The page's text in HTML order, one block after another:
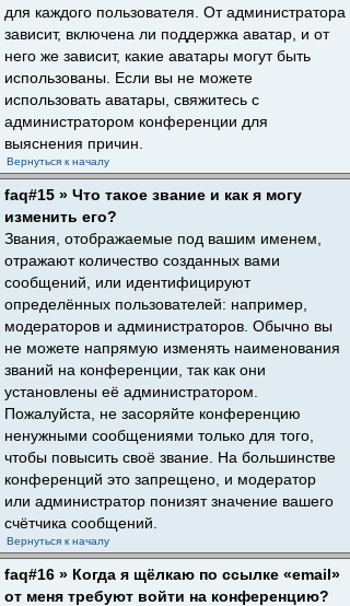
для каждого пользователя. От администратора
зависит, включена ли поддержка аватар, и от
него же зависит, какие аватары могут быть
использованы. Если вы не можете
использовать аватары, свяжитесь с
администратором конференции для
выяснения причин.
Вернуться к началу
faq#15 » Что такое звание и как я могу
изменить его?
Звания, отображаемые под вашим именем,
отражают количество созданных вами
сообщений, или идентифицируют
определённых пользователей: например,
модераторов и администраторов. Обычно вы
не можете напрямую изменять наименования
званий на конференции, так как они
установлены её администратором.
Пожалуйста, не засоряйте конференцию
ненужными сообщениями только для того,
чтобы повысить своё звание. На большинстве
конференций это запрещено, и модератор
или администратор понизят значение вашего
счётчика сообщений.
Вернуться к началу
faq#16 » Когда я щёлкаю по ссылке «email»
от меня требуют войти на конференцию?